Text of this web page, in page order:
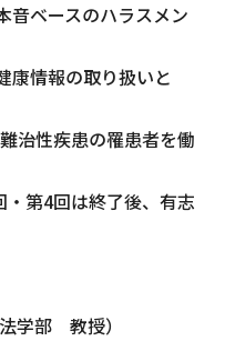
音ベースのハラスメン
康情報の取り扱いと
治性疾患の罹患者を働
第4回は終了後、有志
部 教授）